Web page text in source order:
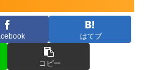
はてブ
コピー